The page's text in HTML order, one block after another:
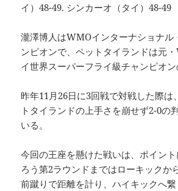
イ）48-49. シンカーオ（タイ）48-49
瀧澤博人はWMOインターナショナル
ンピオンで、ペットタイランドは元
イ世界スーパーフライ級チャンピオン
昨年11月26日に3回戦で対戦した際は
トタイランドの上手さを崩せず2-0の
いる。
今回の王座を懸けた戦いは、ポイン
ろう第2ラウンドまではローキックか
前蹴りで距離を計り、ハイキックへ